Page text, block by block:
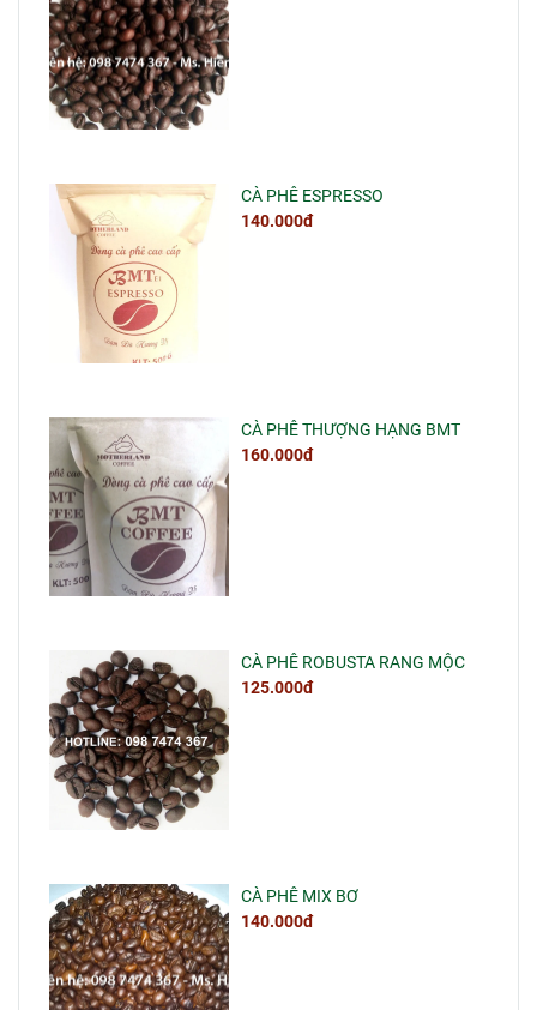
CÀ PHÊ ESPRESSO
140.000đ
CÀ PHÊ THƯỢNG HẠNG BMT
160.000đ
CÀ PHÊ ROBUSTA RANG MỘC
125.000đ
CÀ PHÊ MIX BƠ
140.000đ